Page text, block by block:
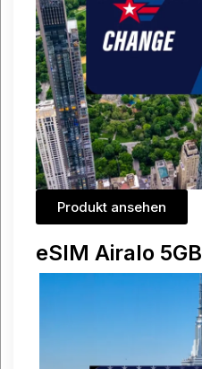
Produkt ansehen
eSIM Airalo 5GB